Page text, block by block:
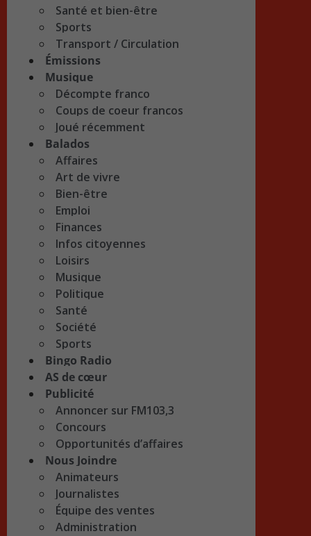
Santé et bien-être
Sports
Transport / Circulation
Émissions
Musique
Décompte franco
Coups de coeur francos
Joué récemment
Balados
Affaires
Art de vivre
Bien-être
Emploi
Finances
Infos citoyennes
Loisirs
Musique
Politique
Santé
Société
Sports
Bingo Radio
AS de cœur
Publicité
Annoncer sur FM103,3
Concours
Opportunités d’affaires
Nous Joindre
Animateurs
Journalistes
Équipe des ventes
Administration